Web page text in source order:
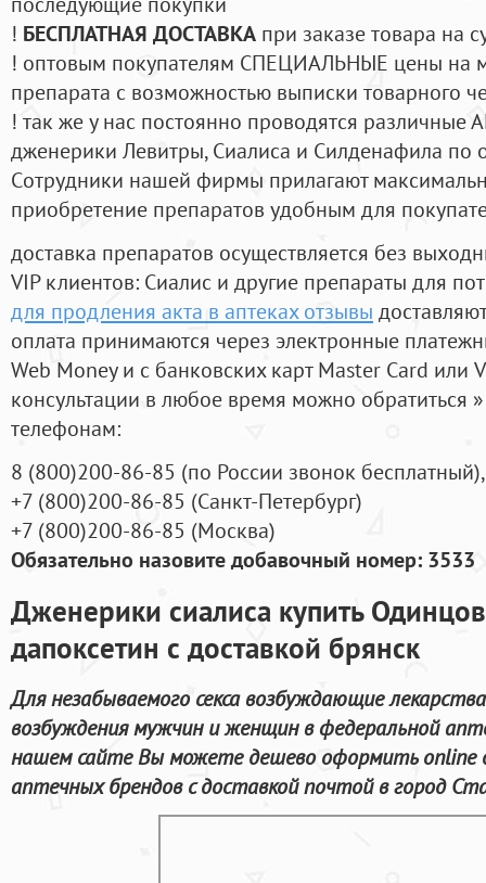
! БЕСПЛАТНАЯ ДОСТАВКА при заказе товара на
! оптовым покупателям СПЕЦИАЛЬНЫЕ цены на
препарата с возможностью выписки товарного
! так же у нас постоянно проводятся
дженерики Левитры, Сиалиса и Силденафила по
Cотрудники нашей фирмы прилагают
приобретение препаратов удобным для
доставка препаратов осуществляется без
VIP клиентов: Сиалис и другие препараты для
для продления акта в аптеках отзывы
оплата принимаются через электронные
Web Money и с банковских карт Master Card или
консультации в любое время можно обратиться
телефонам:
8 (800)200-86-85 (по России звонок бесплатный),
+7 (800)200-86-85 (Санкт-Петербург)
+7 (800)200-86-85 (Москва)
Обязательно назовите добавочный номер: 3533
Дженерики сиалиса купить
дапоксетин с доставкой брянск
Для незабываемого секса возбуждающие
возбуждения мужчин и женщин в федеральной
нашем сайте Вы можете дешево оформить online
аптечных брендов с доставкой почтой в город